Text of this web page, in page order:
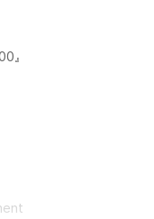
코드 제공 ★
10만 부를 돌파한 『기
시원스쿨 이시원 강사’가
선한 뒤 이에 대한 ‘필
따라 말하며 마스터하
』